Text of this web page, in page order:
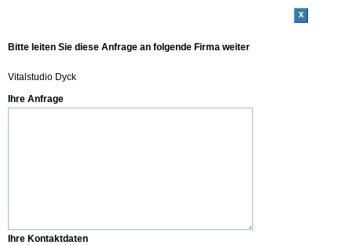
x
Bitte leiten Sie diese Anfrage an folgende Firma weiter
Vitalstudio Dyck
Ihre Anfrage
Ihre Kontaktdaten